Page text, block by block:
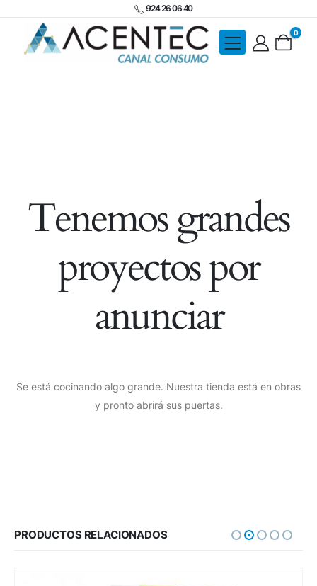
924 26 06 40
0
Tenemos grandes
proyectos por
anunciar
Se está cocinando algo grande. Nuestra tienda está en obras
y pronto abrirá sus puertas.
PRODUCTOS RELACIONADOS